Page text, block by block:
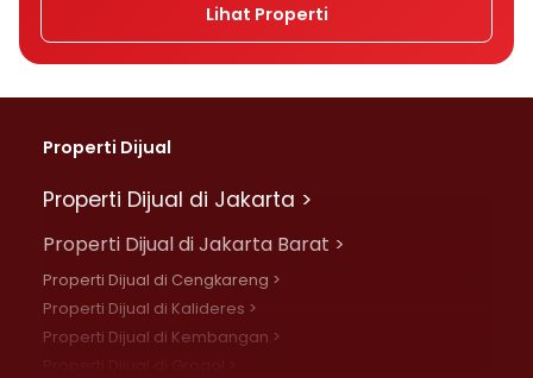
Lihat Properti
Properti Dijual
Properti Dijual di Jakarta >
Properti Dijual di Jakarta Barat >
Properti Dijual di Cengkareng >
Properti Dijual di Kalideres >
Properti Dijual di Kembangan >